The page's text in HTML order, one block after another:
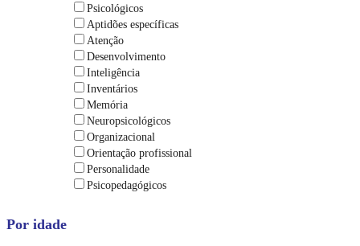
Psicológicos
Aptidões específicas
Atenção
Desenvolvimento
Inteligência
Inventários
Memória
Neuropsicológicos
Organizacional
Orientação profissional
Personalidade
Psicopedagógicos
Por idade